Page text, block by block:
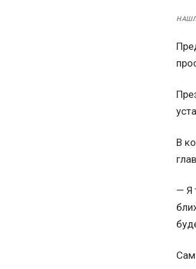
В
— Я
Сам